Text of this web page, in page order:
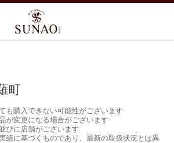
町
も購入できない可能性がございます
が変更になる場合がございます
びに店舗がございます
績に基づくものであり、最新の取扱状況とは異